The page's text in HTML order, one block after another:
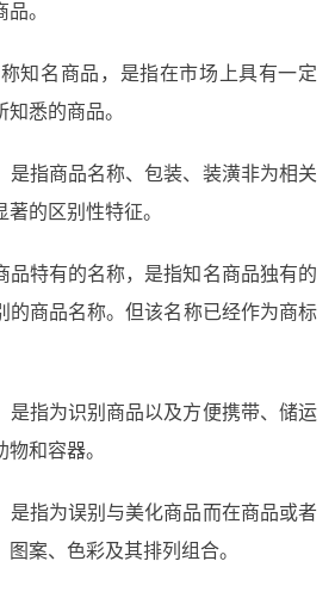
。
知名商品，是指在市场上具有一定
悉的商品。
是指商品名称、包装、装潢非为相关
的区别性特征。
品特有的名称，是指知名商品独有的
的商品名称。但该名称已经作为商标
是指为识别商品以及方便携带、储运
和容器。
是指为误别与美化商品而在商品或者
案、色彩及其排列组合。